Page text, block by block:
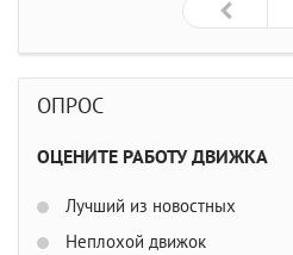
ОПРОС
ОЦЕНИТЕ РАБОТУ ДВИЖКА
Лучший из новостных
Неплохой движок